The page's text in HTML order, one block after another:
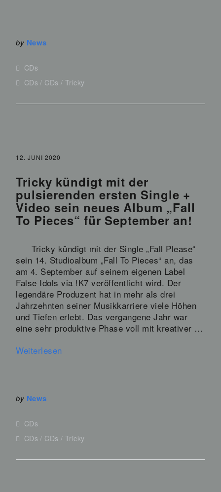
by News
CDs
CDs
CDs Tricky
12. JUNI 2020
Tricky kündigt mit der
pulsierenden ersten Single +
Video sein neues Album „Fall
To Pieces“ für September an!
Tricky kündigt mit der Single „Fall Please“
sein 14. Studioalbum „Fall To Pieces“ an, das
am 4. September auf seinem eigenen Label
False Idols via !K7 veröffentlicht wird. Der
legendäre Produzent hat in mehr als drei
Jahrzehnten seiner Musikkarriere viele Höhen
und Tiefen erlebt. Das vergangene Jahr war
eine sehr produktive Phase voll mit kreativer …
Weiterlesen
by News
CDs
CDs
CDs Tricky